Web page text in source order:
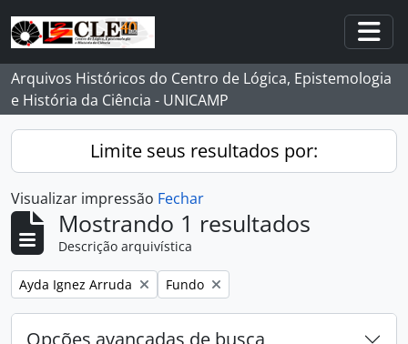
Skip to main content
Arquivos Históricos do Centro de Lógica, Epistemologia
e História da Ciência - UNICAMP
Limite seus resultados por:
Visualizar impressão Fechar
Mostrando 1 resultados
Descrição arquivística
Remover filtro:
Ayda Ignez Arruda Remover filtro:
Fundo
Opções avançadas de busca